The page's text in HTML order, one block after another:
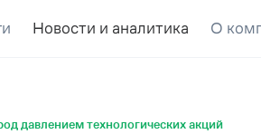
Новости и аналитика О
давлением технологических акций